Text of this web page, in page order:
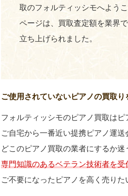
取のフォルティッシモへよう
ページは、買取査定額を業界
立ち上げられました。
ご使用されていないピアノの買取り
フォルティッシモのピアノ買取はピ
ご自宅から一番近い提携ピアノ運
どこのピアノ買取の業者にするか
専門知識のあるベテラン技術者を受
ご不要になったピアノを高く売り